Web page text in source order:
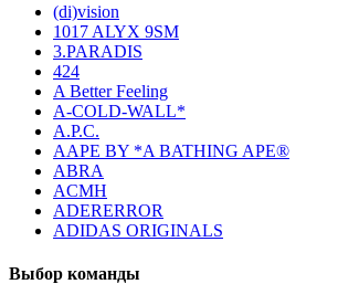
(di)vision
1017 ALYX 9SM
3.PARADIS
424
A Better Feeling
A-COLD-WALL*
A.P.C.
AAPE BY *A BATHING APE®
ABRA
ACMH
ADERERROR
ADIDAS ORIGINALS
Выбор команды